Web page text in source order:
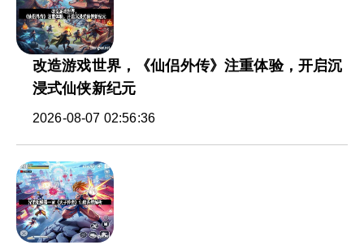
改造游戏世界，《仙侣外传》注重体验，开启沉
浸式仙侠新纪元
2026-08-07 02:56:36